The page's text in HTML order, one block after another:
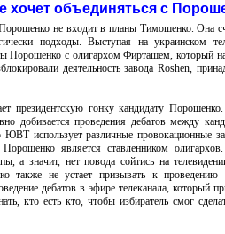
хочет объединяться с
не входит в планы Тимошенко. Она
подходы. Выступая на украинском
Порошенко с олигархом Фирташем, который
деятельность завода Roshen,
президентскую гонку кандидату
добивается проведения дебатов между
использует различные провокационные
является ставленником
а значит, нет повода сойтись на
также не устает призывать к проведению
дебатов в эфире телеканала, который
кто есть кто, чтобы избиратель смог